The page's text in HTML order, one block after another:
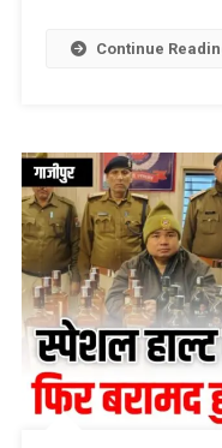
भारी
Continue